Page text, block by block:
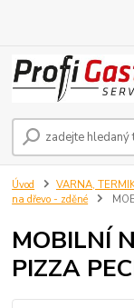
Úvod VARNA,
na dřevo - zděné
MOBILNÍ
PIZZA